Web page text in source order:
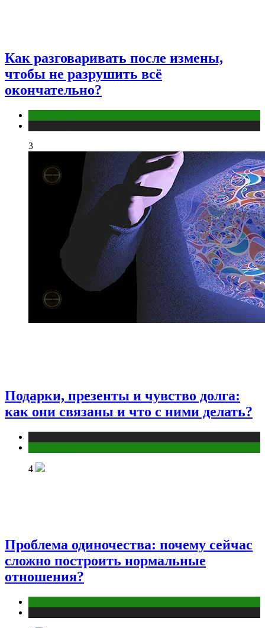
Как разговаривать после измены,
чтобы не разрушить всё
окончательно?
3
Подарки, презенты и чувство долга:
как они связаны и что с ними делать?
4
Проблема одиночества: почему сейчас
сложно построить нормальные
отношения?